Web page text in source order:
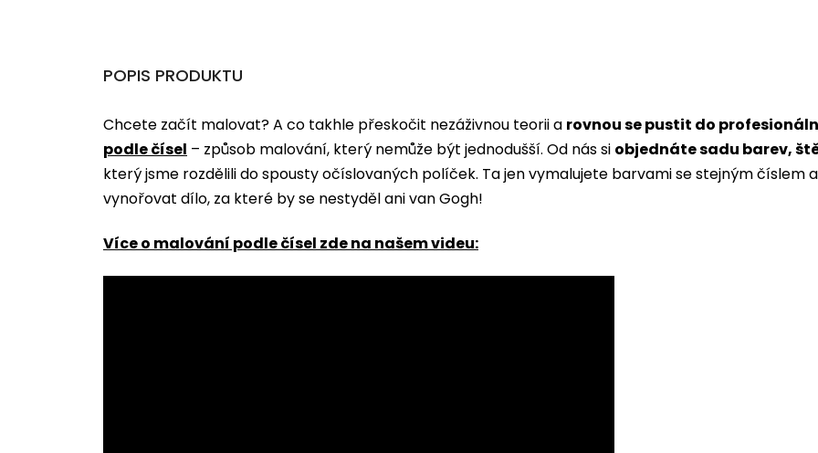
POPIS PRODUKTU
Chcete začít malovat? A co takhle přeskočit nezáživnou teorii a rovnou se pustit do
podle čísel ­­– způsob malování, který nemůže být jednodušší. Od nás si objednáte sadu barev,
který jsme rozdělili do spousty očíslovaných políček. Ta jen vymalujete barvami se stejným číslem
vynořovat dílo, za které by se nestyděl ani van Gogh!
Více o malování podle čísel zde na našem videu: